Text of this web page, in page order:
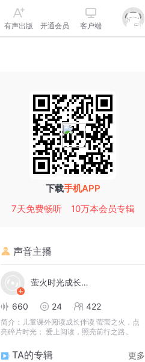
有声出版 开通会员 客户端
下载手机APP
7天免费畅听
10万本会员专辑
声音主播
萤火时光成长伴读
660 24 422
简介： 儿童课外阅读成长伴读 萤萤之火，点
亮碎片时光； 爱上阅读，照亮前行之路。
TA的专辑 更多